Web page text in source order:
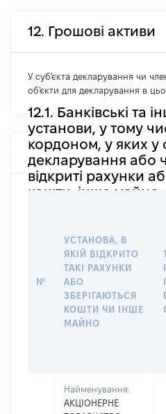
12. Грошові активи
У суб'єкта декларування чи
об'єкти для декларування в
12.1. Банківські та
установи, у тому
кордоном, у яких у
декларування або
відкриті рахунки
кошти, інше майно
№
УСТАНОВА, В
ЯКІЙ ВІДКРИТО
ТАКІ РАХУНКИ
АБО
ЗБЕРІГАЮТЬСЯ
КОШТИ ЧИ ІНШЕ
МАЙНО
Найменування:
АКЦІОНЕРНЕ